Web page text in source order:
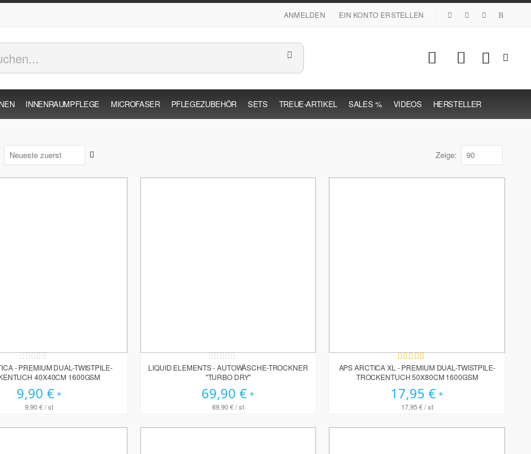
ANMELDEN EIN KONTO ERSTELLEN
Mein
INNENRAUMPFLEGE MICROFASER PFLEGEZUBEHÖR SETS TREUE-ARTIKEL SALES % VIDEOS HERSTELLER
Zeige
Rating:
0%
- PREMIUM DUAL-TWISTPILE-
40X40CM 1600GSM
9,90 €
9,90 €/ st
Rating:
0%
LIQUID ELEMENTS - AUTOWÄSCHE-TROCKNER
"TURBO DRY"
69,90 €
69,90 €/ st
Bewertung:
100%
APS ARCTICA XL - PREMIUM DUAL-TWISTPILE-
TROCKENTUCH 50X80CM 1600GSM
17,95 €
17,95 €/ st